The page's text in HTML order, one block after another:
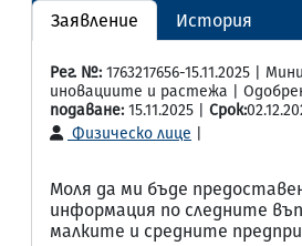
Заявление История
Рег. №: 1763217656-15.11.2025 |
иновациите и растежа |
подаване: 15.11.2025 | Срок:
Физическо лице
Моля да ми бъде
информация по следните
малките и средните